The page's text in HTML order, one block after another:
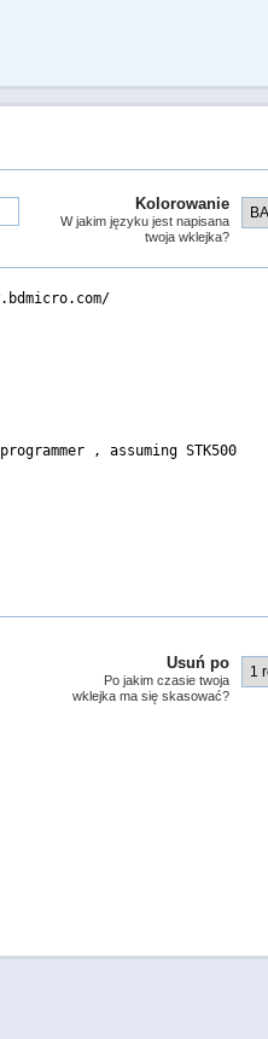
Kolorowanie
W jakim języku jest napisana
twoja wklejka?
Usuń po
Po jakim czasie twoja
wklejka ma się skasować?